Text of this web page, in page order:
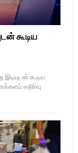
கூடிய
கூடிய
எதிர்வு